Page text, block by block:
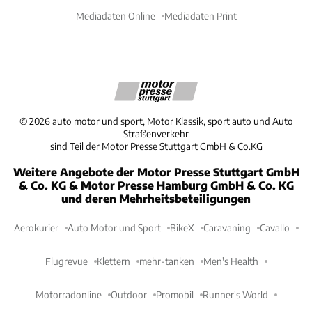
Mediadaten Online Mediadaten Print
©2026 auto motor und sport, Motor Klassik, sport auto und Auto
Straßenverkehr
sind Teil der Motor Presse Stuttgart GmbH & Co.KG
Weitere Angebote der Motor Presse Stuttgart GmbH
& Co. KG & Motor Presse Hamburg GmbH & Co. KG
und deren Mehrheitsbeteiligungen
Aerokurier Auto Motor und Sport BikeX Caravaning Cavallo
Flugrevue Klettern mehr-tanken Men's Health
Motorradonline Outdoor Promobil Runner's World